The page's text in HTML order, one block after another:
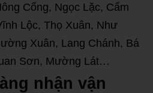
Cống, Ngọc Lặc, Cẩm
Lộc, Thọ Xuân, Như
Xuân, Lang Chánh, Bá
Sơn, Mường Lát…
nhận vận